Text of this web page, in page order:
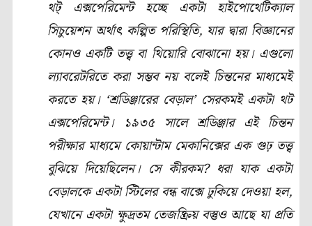
থট্‌ এক্সপেরিমেন্ট হচ্ছে একটা হাইপোথেটিক্যাল
সিচুয়েশন অর্থাৎ কল্পিত পরিস্থিতি, যার দ্বারা বিজ্ঞানের
কোনও একটি তত্ত্ব বা থিয়োরি বোঝানো হয়। এগুলো
ল্যাবরেটরিতে করা সম্ভব নয় বলেই চিন্তনের মাধ্যমেই
করতে হয়। ‘শ্রডিঞ্জারের বেড়াল’ সেরকমই একটা থট
এক্সপেরিমেন্ট। ১৯৩৫ সালে শ্রডিঞ্জার এই চিন্তন
পরীক্ষার মাধ্যমে কোয়ান্টাম মেকানিক্সের এক গুঢ় তত্ত্ব
বুঝিয়ে দিয়েছিলেন। সে কীরকম? ধরা যাক একটা
বেড়ালকে একটা স্টিলের বন্ধ বাক্সে ঢুকিয়ে দেওয়া হল,
যেখানে একটা ক্ষুদ্রতম তেজষ্ক্রিয় বস্তুও আছে যা প্রতি